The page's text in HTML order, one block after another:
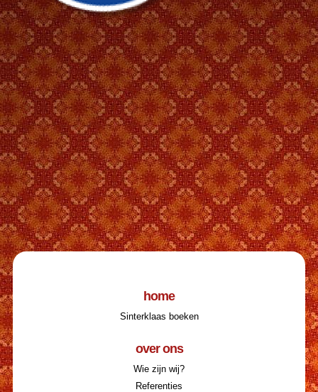
home
Sinterklaas boeken
over ons
Wie zijn wij?
Referenties